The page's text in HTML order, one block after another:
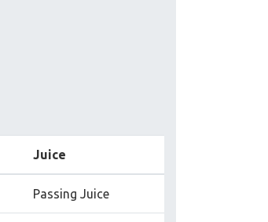
Juice
Passing Juice